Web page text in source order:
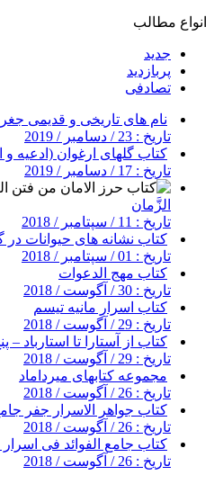
انواع مطالب
جدید
پربازدید
تصادفی
نام های تاریخی و قدیمی
تاریخ : 23 / دسامبر / 2019
کتاب گلهای ارغوان (ادعیه و
تاریخ : 17 / دسامبر / 2019
الزَّمان
تاریخ : 11 / سپتامبر / 2018
کتاب نشانه های حیوانات در
تاریخ : 01 / سپتامبر / 2018
کتاب مهج الدعوات
تاریخ : 30 / آگوست / 2018
کتاب اسرار مانیه تیسم
تاریخ : 29 / آگوست / 2018
کتاب از آستارا تا استارباد –
تاریخ : 29 / آگوست / 2018
مجموعه کتابهای میرداماد
تاریخ : 26 / آگوست / 2018
کتاب جواهر الاسرار جفر جامع
تاریخ : 26 / آگوست / 2018
کتاب جامع الفوائد فی اسرار
تاریخ : 26 / آگوست / 2018